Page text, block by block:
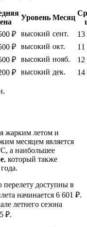
Уровень Месяц
₽ высокий сент.
13
₽ высокий окт.
11
₽ высокий нояб.
12
₽ высокий дек. 14
жарким летом и
месяцем является
а наибольшее
, который также
доступны в
начинается 6 601 ₽.
летнего сезона
₽.